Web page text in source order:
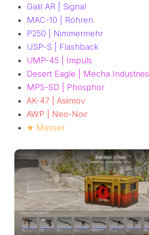
Galil AR | Signal
MAC-10 | Röhren
P250 | Nimmermehr
USP-S | Flashback
UMP-45 | Impuls
Desert Eagle | Mecha Industries
MP5-SD | Phosphor
AK-47 | Asiimov
AWP | Neo-Noir
★ Messer